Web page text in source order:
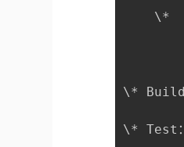
\*
\* Build：
\* Test：